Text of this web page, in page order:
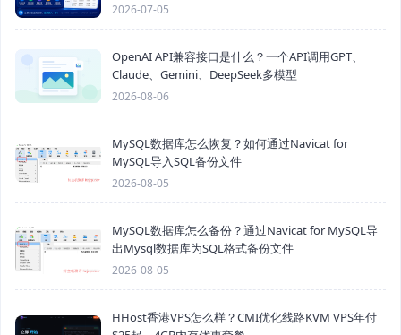
2026-07-05
OpenAI API兼容接口是什么？一个API调用GPT、
Claude、Gemini、DeepSeek多模型
2026-08-06
MySQL数据库怎么恢复？如何通过Navicat for
MySQL导入SQL备份文件
2026-08-05
MySQL数据库怎么备份？通过Navicat for MySQL导
出Mysql数据库为SQL格式备份文件
2026-08-05
HHost香港VPS怎么样？CMI优化线路KVM VPS年付